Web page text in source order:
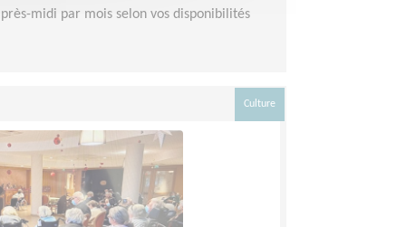
midi par mois selon vos disponibilités
Culture